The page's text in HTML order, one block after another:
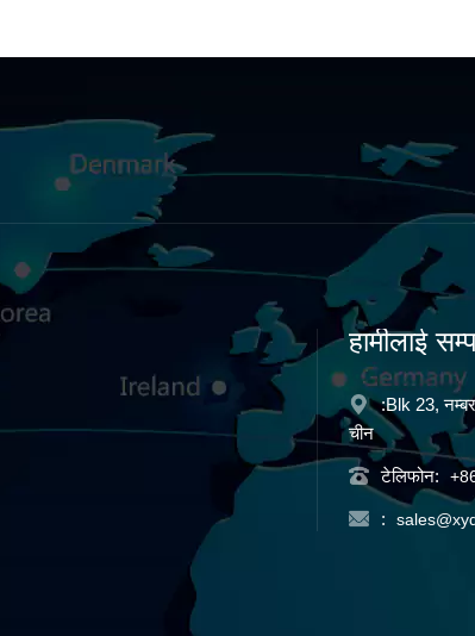
हामीलाई
:Blk 23,
चीन
टेलिफोन:
: